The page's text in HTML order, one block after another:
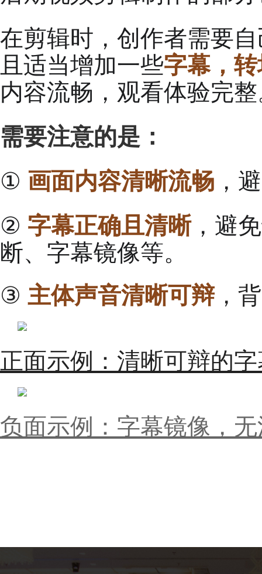
在剪辑时，创作者需要
且适当增加一些字幕，
内容流畅，观看体验完
需要注意的是：
① 画面内容清晰流畅 ，
② 字幕正确且清晰，避
断、字幕镜像等。
③ 主体声音清晰可辩 ，
正面示例：清晰可辩的
负面示例：字幕镜像，